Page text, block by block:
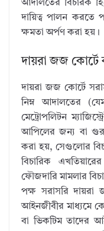
আদালতের বিচারক
দায়িত্ব পালন করতে
ক্ষমতা অর্পণ করা হয়।
দায়রা জজ কোর্টে
দায়রা জজ কোর্টে
নিম্ন আদালতের
মেট্রোপলিটন
আপিলের জন্য বা
করা হয়, সেগুলোর
বিচারিক
ফৌজদারি মামলার
পক্ষ সরাসরি দায়রা
আইনজীবীর মাধ্যমে
বা ভিকটিম তাদের